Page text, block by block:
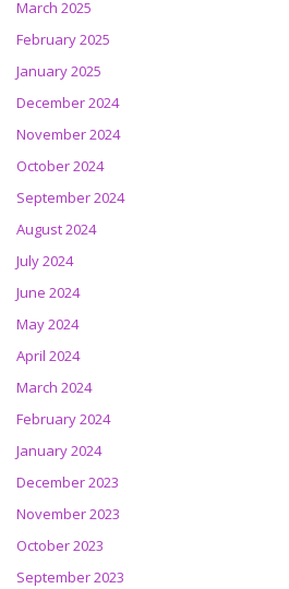
March 2025
February 2025
January 2025
December 2024
November 2024
October 2024
September 2024
August 2024
July 2024
June 2024
May 2024
April 2024
March 2024
February 2024
January 2024
December 2023
November 2023
October 2023
September 2023